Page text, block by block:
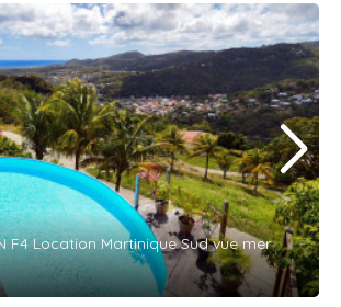
F4 Location Martinique Sud vue mer